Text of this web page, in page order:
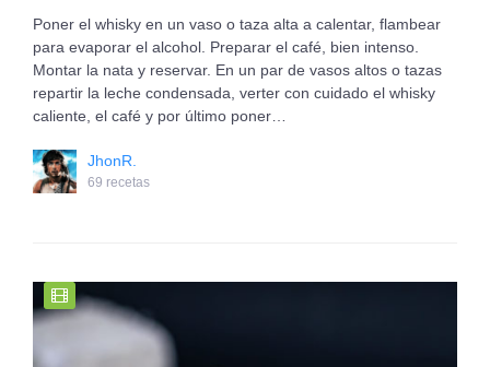
Poner el whisky en un vaso o taza alta a calentar, flambear
para evaporar el alcohol. Preparar el café, bien intenso.
Montar la nata y reservar. En un par de vasos altos o tazas
repartir la leche condensada, verter con cuidado el whisky
caliente, el café y por último poner…
JhonR.
69 recetas